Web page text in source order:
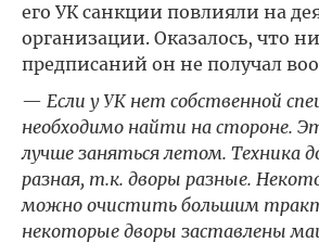
его УК санкции повлияли на
организации. Оказалось, что
предписаний он не получал
— Если у УК нет собственной
необходимо найти на стороне.
лучше заняться летом. Техника
разная, т.к. дворы разные.
можно очистить большим
некоторые дворы заставлены